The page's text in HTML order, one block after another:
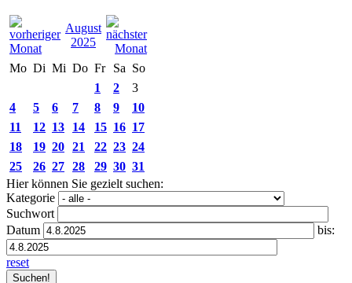
August
2025
Mo Di Mi Do Fr Sa So
1
2
3
4
5 6 7 8 9
10
11
12 13 14 15 16 17
18
19 20 21 22 23 24
25
26 27 28 29 30 31
Hier können Sie gezielt suchen:
Kategorie
Suchwort
Datum
bis:
reset